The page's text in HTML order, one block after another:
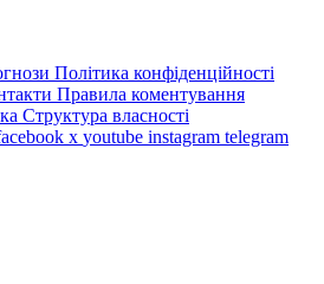
Політика конфіденційності
Правила коментування
Структура власності
x youtube instagram telegram